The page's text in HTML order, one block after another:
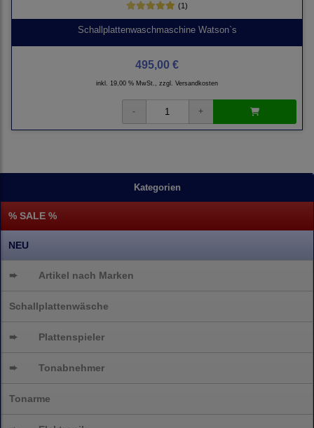
Kategorien
% SALE %
NEU
➨ Artikel nach Marken
Schallplattenwäsche
➨ Plattenspieler
➨ Tonabnehmer
Tonarme
(1)
Schallplattenwaschmaschine Watson`s
495,00 €
inkl. 19,00 % MwSt., zzgl. Versandkosten